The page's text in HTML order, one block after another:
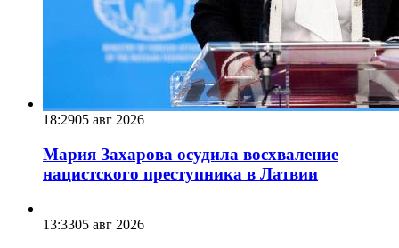
18:2905 авг 2026
Мария Захарова осудила восхваление
нацистского преступника в Латвии
13:3305 авг 2026